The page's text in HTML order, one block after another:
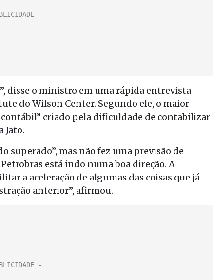
disse o ministro em uma rápida entrevista
do Wilson Center. Segundo ele, o maior
criado pela dificuldade de contabilizar
Jato.
superado”, mas não fez uma previsão de
está indo numa boa direção. A
a aceleração de algumas das coisas que já
anterior”, afirmou.